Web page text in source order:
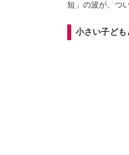
短」の波が、つ
小さい子ど